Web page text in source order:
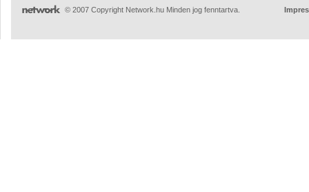
© 2007 Copyright Network.hu Minden jog fenntartva.